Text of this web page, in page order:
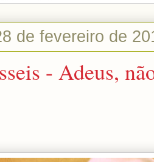
de fevereiro de
- Adeus,